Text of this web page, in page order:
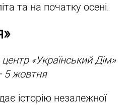
та на початку осені.
«Український Дім»
5 жовтня
історію незалежної